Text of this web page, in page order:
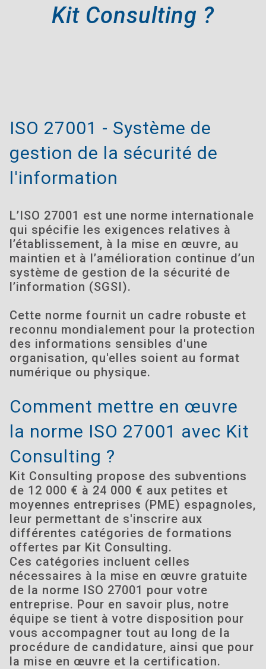
Kit Consulting ?
ISO 27001 - Système de
gestion de la sécurité de
l'information
L’ISO 27001 est une norme internationale
qui spécifie les exigences relatives à
l’établissement, à la mise en œuvre, au
maintien et à l’amélioration continue d’un
système de gestion de la sécurité de
l’information (SGSI).
Cette norme fournit un cadre robuste et
reconnu mondialement pour la protection
des informations sensibles d'une
organisation, qu'elles soient au format
numérique ou physique.
Comment mettre en œuvre
la norme ISO 27001 avec Kit
Consulting ?
Kit Consulting propose des subventions
de 12 000 € à 24 000 € aux petites et
moyennes entreprises (PME) espagnoles,
leur permettant de s'inscrire aux
différentes catégories de formations
offertes par Kit Consulting.
Ces catégories incluent celles
nécessaires à la mise en œuvre gratuite
de la norme ISO 27001 pour votre
entreprise. Pour en savoir plus, notre
équipe se tient à votre disposition pour
vous accompagner tout au long de la
procédure de candidature, ainsi que pour
la mise en œuvre et la certification.